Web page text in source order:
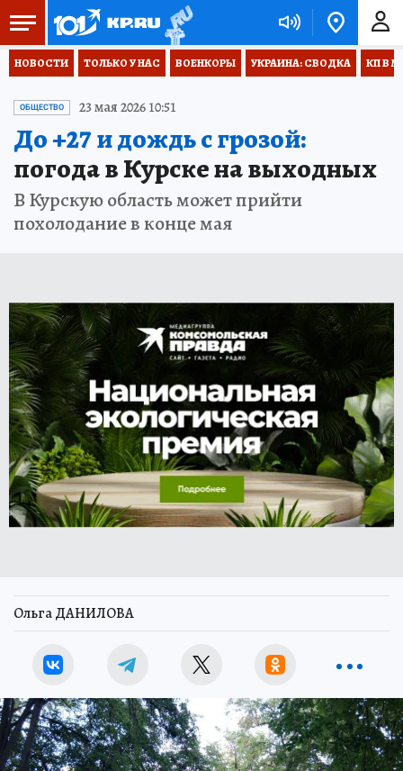
НОВОСТИ ТОЛЬКО У НАС ВОЕНКОРЫ УКРАИНА: СВОДКА КП В
ОБЩЕСТВО 23 мая 2026 10:51
До +27 и дождь с грозой:
погода в Курске на выходных
В Курскую область может прийти
похолодание в конце мая
Ольга ДАНИЛОВА